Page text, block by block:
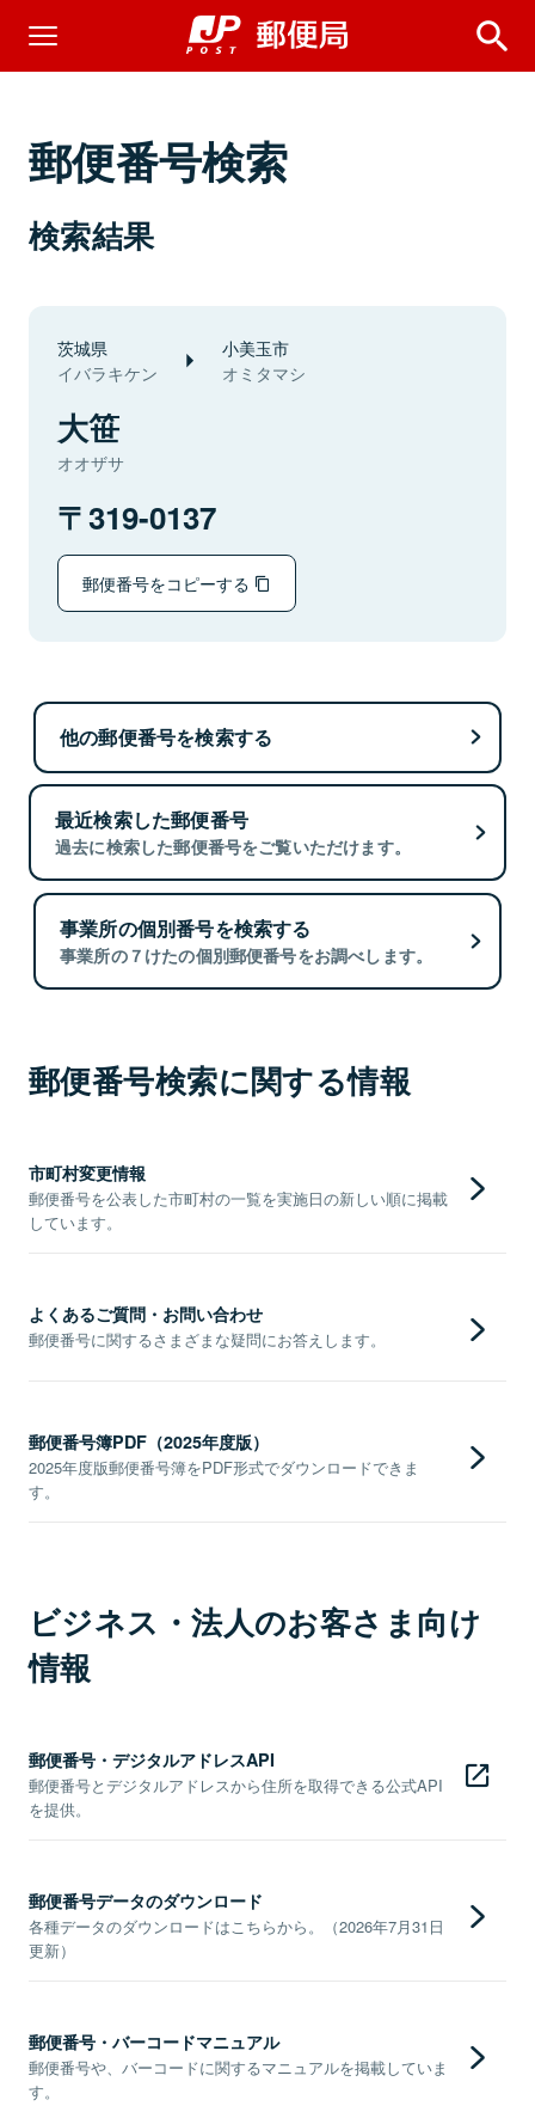
郵便番号検索
検索結果
茨城県
イバラキケン
小美玉市
オミタマシ
大笹
オオザサ
319-0137
郵便番号をコピーする
他の郵便番号を検索する
最近検索した郵便番号
過去に検索した郵便番号をご覧いただけます。
事業所の個別番号を検索する
事業所の７けたの個別郵便番号をお調べします。
郵便番号検索に関する情報
市町村変更情報
郵便番号を公表した市町村の一覧を実施日の新しい順に掲載
しています。
よくあるご質問・お問い合わせ
郵便番号に関するさまざまな疑問にお答えします。
郵便番号簿PDF（2025年度版）
2025年度版郵便番号簿をPDF形式でダウンロードできま
す。
ビジネス・法人のお客さま向け
情報
郵便番号・デジタルアドレスAPI
郵便番号とデジタルアドレスから住所を取得できる公式API
を提供。
郵便番号データのダウンロード
各種データのダウンロードはこちらから。（2026年7月31日
更新）
郵便番号・バーコードマニュアル
郵便番号や、バーコードに関するマニュアルを掲載していま
す。